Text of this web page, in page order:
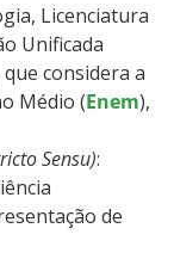
Licenciatura
Unificada
considera a
Médio (Enem),
Sensu):
de